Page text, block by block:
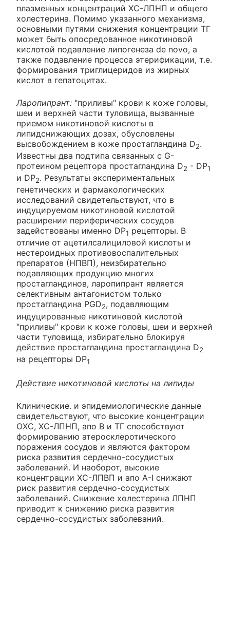
плазменных концентраций ХС-ЛПНП и общего
холестерина. Помимо указанного механизма,
основными путями снижения концентрации ТГ
может быть опосредованное никотиновой
кислотой подавление липогенеза de novo, а
также подавление процесса этерификации, т.е.
формирования триглицеридов из жирных
кислот в гепатоцитах.
Ларопипрант: "приливы" крови к коже головы,
шеи и верхней части туловища, вызванные
приемом никотиновой кислоты в
липидснижающих дозах, обусловлены
высвобождением в коже простагландина D2.
Известны два подтипа связанных с G-
протеином рецептора простагландина D2 - DP1
и DP2. Результаты экспериментальных
генетических и фармакологических
исследований свидетельствуют, что в
индуцируемом никотиновой кислотой
расширении периферических сосудов
задействованы именно DP1 рецепторы. В
отличие от ацетилсалициловой кислоты и
нестероидных противовоспалительных
препаратов (НПВП), неизбирательно
подавляющих продукцию многих
простагландинов, ларопипрант является
селективным антагонистом только
простагландина PGD2, подавляющим
индуцированные никотиновой кислотой
"приливы" крови к коже головы, шеи и верхней
части туловища, избирательно блокируя
действие простагландина простагландина D2
на рецепторы DP1
Действие никотиновой кислоты на липиды
Клинические. и эпидемиологические данные
свидетельствуют, что высокие концентрации
ОХС, ХС-ЛПНП, апо В и ТГ способствуют
формированию атеросклеротического
поражения сосудов и являются фактором
риска развития сердечно-сосудистых
заболеваний. И наоборот, высокие
концентрации ХС-ЛПВП и апо А-I снижают
риск развития сердечно-сосудистых
заболеваний. Снижение холестерина ЛПНП
приводит к снижению риска развития
сердечно-сосудистых заболеваний.